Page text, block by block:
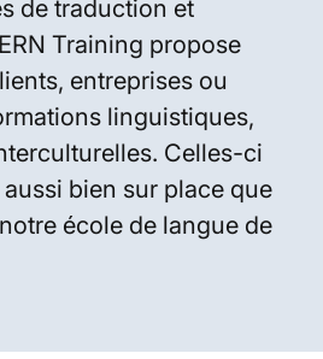
de traduction et
Training propose
entreprises ou
linguistiques,
Celles-ci
bien sur place que
école de langue de